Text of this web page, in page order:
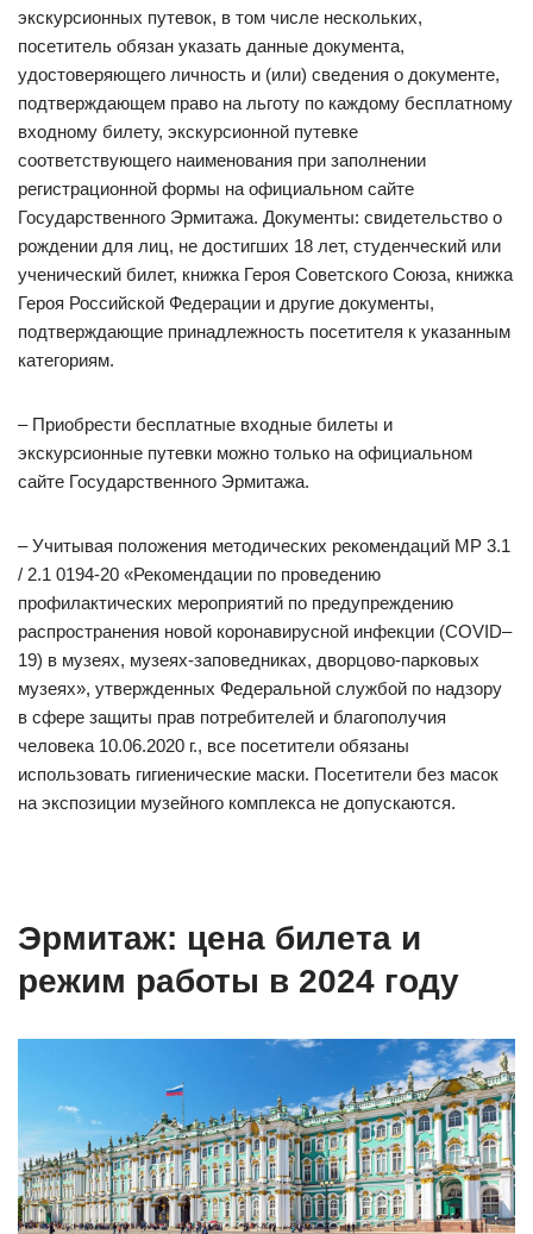
экскурсионных путевок, в том числе нескольких,
посетитель обязан указать данные документа,
удостоверяющего личность и (или) сведения о документе,
подтверждающем право на льготу по каждому бесплатному
входному билету, экскурсионной путевке
соответствующего наименования при заполнении
регистрационной формы на официальном сайте
Государственного Эрмитажа. Документы: свидетельство о
рождении для лиц, не достигших 18 лет, студенческий или
ученический билет, книжка Героя Советского Союза, книжка
Героя Российской Федерации и другие документы,
подтверждающие принадлежность посетителя к указанным
категориям.
– Приобрести бесплатные входные билеты и
экскурсионные путевки можно только на официальном
сайте Государственного Эрмитажа.
– Учитывая положения методических рекомендаций МР 3.1
/ 2.1 0194-20 «Рекомендации по проведению
профилактических мероприятий по предупреждению
распространения новой коронавирусной инфекции (COVID–
19) в музеях, музеях-заповедниках, дворцово-парковых
музеях», утвержденных Федеральной службой по надзору
в сфере защиты прав потребителей и благополучия
человека 10.06.2020 г., все посетители обязаны
использовать гигиенические маски. Посетители без масок
на экспозиции музейного комплекса не допускаются.
Эрмитаж: цена билета и
режим работы в 2024 году